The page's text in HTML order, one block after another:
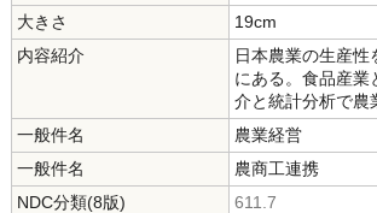
大きさ
19cm
内容紹介
日本農業の生産
にある。食品産業
介と統計分析で農
一般件名
農業経営
一般件名
農商工連携
NDC分類(8版)
611.7